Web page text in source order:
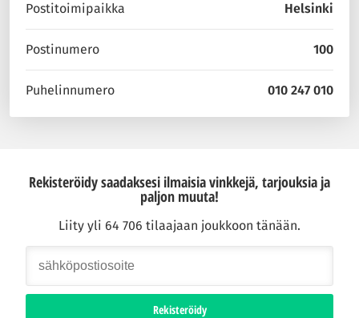
Postitoimipaikka Helsinki
Postinumero 100
Puhelinnumero 010 247 010
Rekisteröidy saadaksesi ilmaisia vinkkejä, tarjouksia ja
paljon muuta!
Liity yli 64 706 tilaajaan joukkoon tänään.
Rekisteröidy